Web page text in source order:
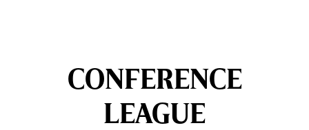
CONFERENCE
LEAGUE